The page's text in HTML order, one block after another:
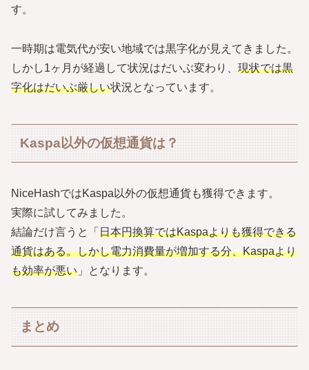
す。
一時期は電気代が安い地域では黒字化が見えてきました。
しかし1ヶ月が経過して状況はだいぶ変わり、 現状では黒
字化はだいぶ厳しい状況となっています。
Kaspa以外の仮想通貨は？
NiceHashではKaspa以外の仮想通貨も獲得できます。
実際に試してみました。
結論だけ言うと「 日本円換算ではKaspaよりも獲得できる
通貨はある。しかし電力消費量が増加する分、Kaspaより
も効率が悪い 」となります。
まとめ